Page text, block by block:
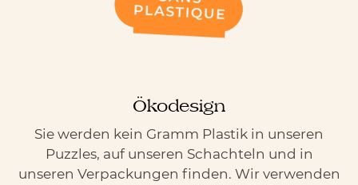
Ökodesign
Sie werden kein Gramm Plastik in unseren
Puzzles, auf unseren Schachteln und in
unseren Verpackungen finden. Wir verwenden